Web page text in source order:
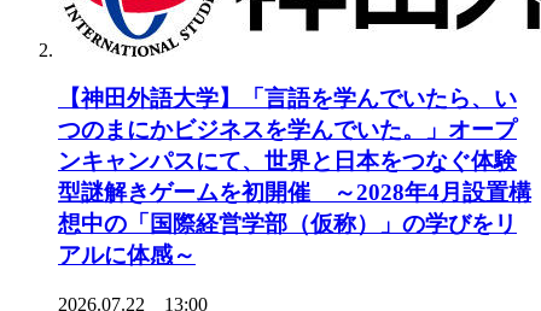
【神田外語大学】「言語を学んでいたら、い
つのまにかビジネスを学んでいた。」オープ
ンキャンパスにて、世界と日本をつなぐ体験
型謎解きゲームを初開催 ～2028年4月設置構
想中の「国際経営学部（仮称）」の学びをリ
アルに体感～
2026.07.22 13:00